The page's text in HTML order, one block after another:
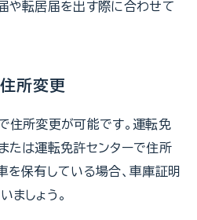
や転居届を出す際に合わせて
所変更
住所変更が可能です。運転免
たは運転免許センターで住所
を保有している場合、車庫証明
ましょう。